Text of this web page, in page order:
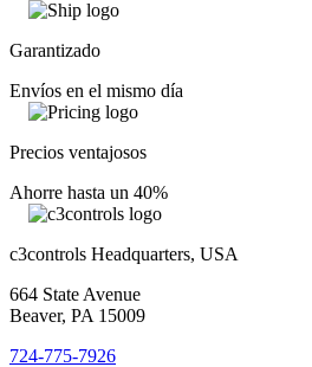
Garantizado
Envíos en el mismo día
Precios ventajosos
Ahorre hasta un 40%
c3controls Headquarters, USA
664 State Avenue
Beaver, PA 15009
724-775-7926